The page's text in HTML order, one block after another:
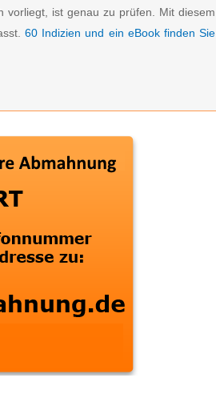
vorliegt, ist genau zu prüfen. Mit diesem
60 Indizien und ein eBook finden Sie